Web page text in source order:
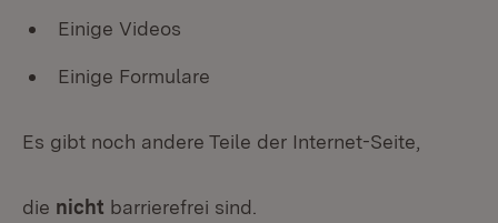
Einige Videos
Einige Formulare
Es gibt noch andere Teile der Internet-Seite,
die nicht barrierefrei sind.